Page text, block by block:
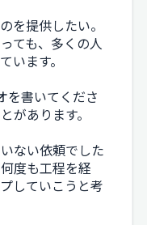
を提供したい。
ても、多くの人
います。
を書いてくださ
があります。
ない依頼でした
度も工程を経
していこうと考